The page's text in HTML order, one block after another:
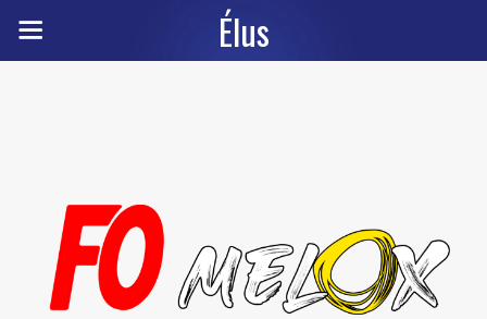
Élus